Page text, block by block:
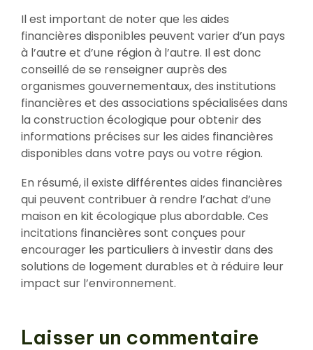
Il est important de noter que les aides
financières disponibles peuvent varier d’un pays
à l’autre et d’une région à l’autre. Il est donc
conseillé de se renseigner auprès des
organismes gouvernementaux, des institutions
financières et des associations spécialisées dans
la construction écologique pour obtenir des
informations précises sur les aides financières
disponibles dans votre pays ou votre région.
En résumé, il existe différentes aides financières
qui peuvent contribuer à rendre l’achat d’une
maison en kit écologique plus abordable. Ces
incitations financières sont conçues pour
encourager les particuliers à investir dans des
solutions de logement durables et à réduire leur
impact sur l’environnement.
Laisser un commentaire